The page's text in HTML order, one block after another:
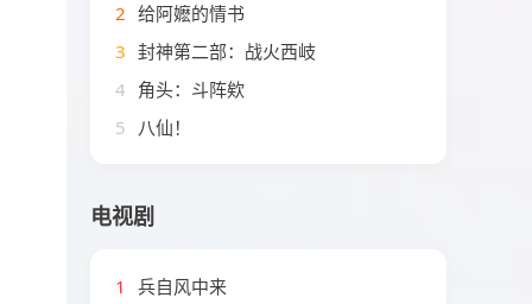
2 给阿嬷的情书
3 封神第二部：战火西岐
4 角头：斗阵欸
5 八仙！
电视剧
1 兵自风中来